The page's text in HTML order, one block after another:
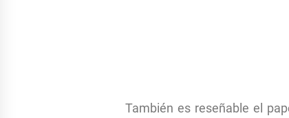
También es reseñable el